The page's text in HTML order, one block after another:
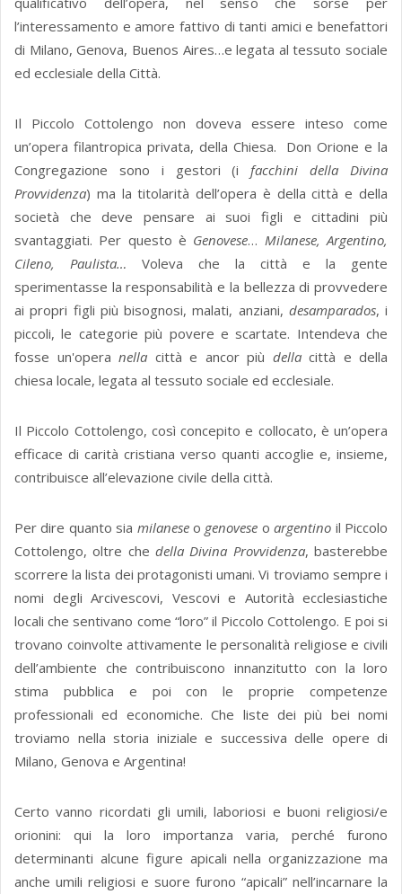
l’interessamento e amore fattivo di tanti amici e benefattori
di Milano, Genova, Buenos Aires…e legata al tessuto sociale
ed ecclesiale della Città.
Il Piccolo Cottolengo non doveva essere inteso come
un’opera filantropica privata, della Chiesa. Don Orione e la
Congregazione sono i gestori (ifacchini
della Divina
Provvidenza) ma la titolarità dell’opera è della città e della
società che deve pensare ai suoi figli e cittadini più
svantaggiati. Per questo è Genovese… Milanese, Argentino,
Cileno, Paulista… Voleva che la città e la gente
sperimentasse la responsabilità e la bellezza di provvedere
ai propri figli più bisognosi, malati, anziani, desamparados, i
piccoli, le categorie più povere e scartate. Intendeva che
fosse un'opera nella città e ancor più dellacittà e della
chiesa locale, legata al tessuto sociale ed ecclesiale.
Il Piccolo Cottolengo, così concepito e collocato, è un’opera
efficace di carità cristiana verso quanti accoglie e, insieme,
contribuisce all’elevazione civile della città.
Per dire quanto sia milaneseo genovese oargentino il Piccolo
Cottolengo, oltre che della Divina Provvidenza, basterebbe
scorrere la lista dei protagonisti umani. Vi troviamo sempre i
nomi degli Arcivescovi, Vescovi e Autorità ecclesiastiche
locali che sentivano come “loro” il Piccolo Cottolengo. E poi si
trovano coinvolte attivamente le personalità religiose e civili
dell’ambiente che contribuiscono innanzitutto con la loro
stima pubblica e poi con le proprie competenze
professionali ed economiche. Che liste dei più bei nomi
troviamo nella storia iniziale e successiva delle opere di
Milano, Genova e Argentina!
Certo vanno ricordati gli umili, laboriosi e buoni religiosi/e
orionini: qui la loro importanza varia, perché furono
determinanti alcune figure apicali nella organizzazione ma
anche umili religiosi e suore furono “apicali” nell’incarnare la